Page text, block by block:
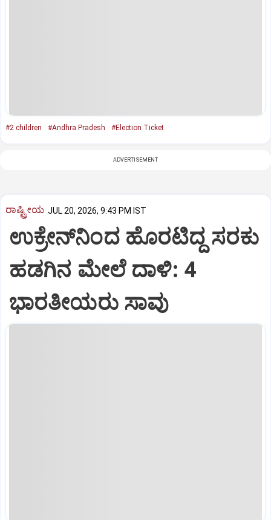
#2 children #Andhra Pradesh #Election Ticket
ADVERTISEMENT
ರಾಷ್ಟ್ರೀಯ JUL 20, 2026, 9:43 PM IST
ಉಕ್ರೇನ್‌ನಿಂದ ಹೊರಟಿದ್ದ ಸರಕು
ಹಡಗಿನ ಮೇಲೆ ದಾಳಿ: 4
ಭಾರತೀಯರು ಸಾವು